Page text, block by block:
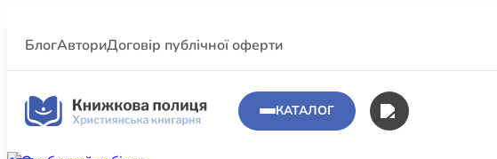
БлогАвториДоговір публічної оферти
КАТАЛОГ